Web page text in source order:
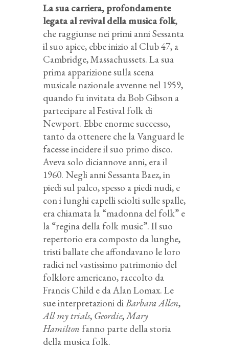
La sua carriera, profondamente
legata al revival della musica folk,
che raggiunse nei primi anni Sessanta
il suo apice, ebbe inizio al Club 47, a
Cambridge, Massachussets. La sua
prima apparizione sulla scena
musicale nazionale avvenne nel 1959,
quando fu invitata da Bob Gibson a
partecipare al Festival folk di
Newport. Ebbe enorme successo,
tanto da ottenere che la Vanguard le
facesse incidere il suo primo disco.
Aveva solo diciannove anni, era il
1960. Negli anni Sessanta Baez, in
piedi sul palco, spesso a piedi nudi, e
con i lunghi capelli sciolti sulle spalle,
era chiamata la “madonna del folk” e
la “regina della folk music”. Il suo
repertorio era composto da lunghe,
tristi ballate che affondavano le loro
radici nel vastissimo patrimonio del
folklore americano, raccolto da
Francis Child e da Alan Lomax. Le
sue interpretazioni diBarbara Allen,
All my trials, Geordie,Mary
Hamilton fanno parte della storia
della musica folk.